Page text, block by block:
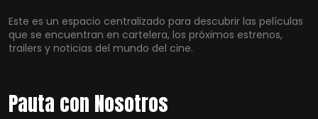
Este es un espacio centralizado para descubrir las películas
que se encuentran en cartelera, los próximos estrenos,
trailers y noticias del mundo del cine.
Pauta con Nosotros